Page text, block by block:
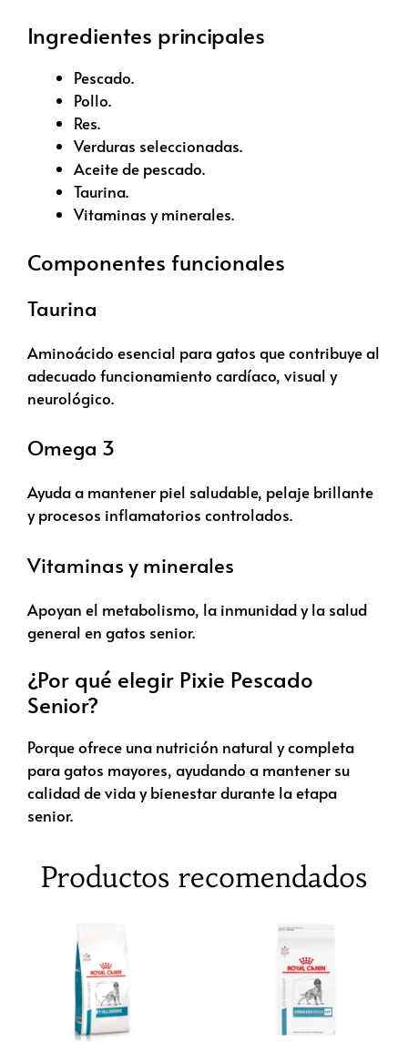
Ingredientes principales
Pescado.
Pollo.
Res.
Verduras seleccionadas.
Aceite de pescado.
Taurina.
Vitaminas y minerales.
Componentes funcionales
Taurina
Aminoácido esencial para gatos que contribuye al
adecuado funcionamiento cardíaco, visual y
neurológico.
Omega 3
Ayuda a mantener piel saludable, pelaje brillante
y procesos inflamatorios controlados.
Vitaminas y minerales
Apoyan el metabolismo, la inmunidad y la salud
general en gatos senior.
¿Por qué elegir Pixie Pescado
Senior?
Porque ofrece una nutrición natural y completa
para gatos mayores, ayudando a mantener su
calidad de vida y bienestar durante la etapa
senior.
Productos recomendados